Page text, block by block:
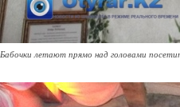
Бабочки летают прямо над головами